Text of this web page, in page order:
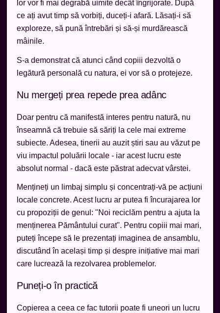
lor vor fi mai degrabă uimite decât îngrijorate. După
ce ați avut timp să vorbiți, duceți-i afară. Lăsați-i să
exploreze, să pună întrebări și să-și murdărească
mâinile.
S-a demonstrat că atunci când copiii dezvoltă o
legătură personală cu natura, ei vor să o protejeze.
Nu mergeți prea repede prea adânc
Doar pentru că manifestă interes pentru natură, nu
înseamnă că trebuie să săriți la cele mai extreme
subiecte. Adesea, tinerii au auzit știri sau au văzut pe
viu impactul poluării locale - iar acest lucru este
absolut normal - dacă este păstrat adecvat vârstei.
Mențineți un limbaj simplu și concentrați-vă pe acțiuni
locale concrete. Acest lucru ar putea fi încurajarea lor
cu propoziții de genul: "Noi reciclăm pentru a ajuta la
menținerea Pământului curat". Pentru copiii mai mari,
puteți începe să le prezentați imaginea de ansamblu,
discutând în același timp și despre inițiative mai mari
care lucrează la rezolvarea problemelor.
Puneți-o în practică
Copierea a ceea ce fac tutorii poate fi uneori un lucru